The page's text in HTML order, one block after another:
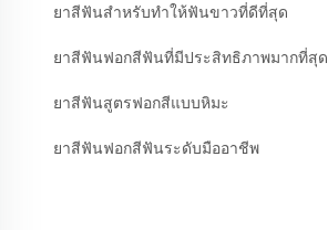
ยาสีฟันสำหรับทำให้ฟันขาวที่ดีที่สุด
ยาสีฟันฟอกสีฟันที่มีประสิทธิภาพมากที่สุด
ยาสีฟันสูตรฟอกสีแบบหิมะ
ยาสีฟันฟอกสีฟันระดับมืออาชีพ